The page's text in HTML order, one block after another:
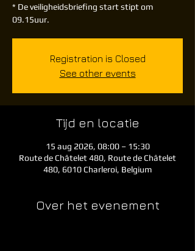
* De veiligheidsbriefing start stipt om
09.15uur.
Registration is Closed
See other events
Tijd en locatie
15 aug 2026, 08:00 – 15:30
Route de Châtelet 480, Route de Châtelet
480, 6010 Charleroi, Belgium
Over het evenement